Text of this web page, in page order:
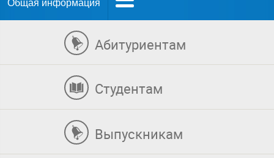
Общая информация
Абитуриентам
Студентам
Выпускникам